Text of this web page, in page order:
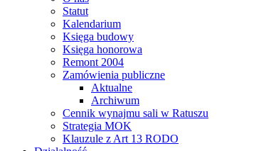
Statut
Kalendarium
Księga budowy
Księga honorowa
Remont 2004
Zamówienia publiczne
Aktualne
Archiwum
Cennik wynajmu sali w Ratuszu
Strategia MOK
Klauzule z Art 13 RODO